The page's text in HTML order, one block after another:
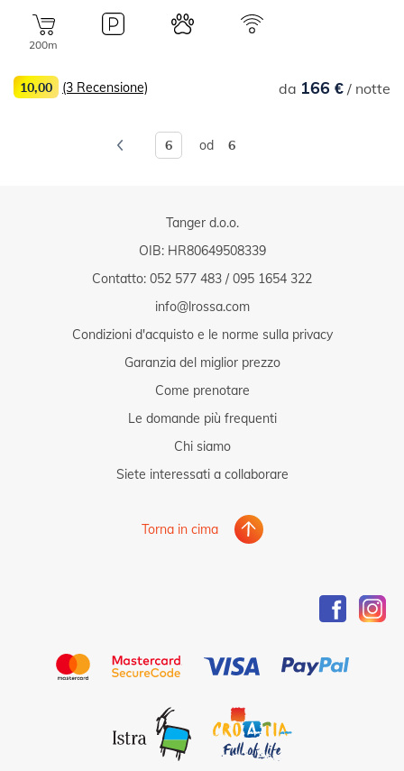
200m
da 166 €/ notte
10,00 (3 Recensione)
od 6
Tanger d.o.o.
OIB: HR80649508339
Contatto: 052 577 483 /095 1654 322
info@lrossa.com
Condizioni d'acquisto e le norme sulla privacy
Garanzia del miglior prezzo
Come prenotare
Le domande più frequenti
Chi siamo
Siete interessati a collaborare
Torna in cima